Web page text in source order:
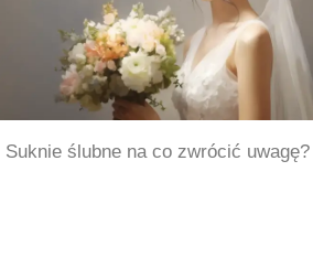
Suknie ślubne na co zwrócić uwagę?